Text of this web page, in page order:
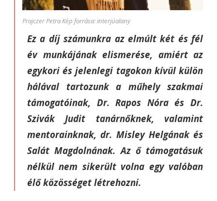
Prajczer Petra Kép forrása: interjúalany
Ez a díj számunkra az elmúlt két és fél
év munkájának elismerése, amiért az
egykori és jelenlegi tagokon kívül külön
hálával tartozunk a műhely szakmai
támogatóinak, Dr. Rapos Nóra és Dr.
Szivák Judit tanárnőknek, valamint
mentorainknak, dr. Misley Helgának és
Salát Magdolnának. Az ő támogatásuk
nélkül nem sikerült volna egy valóban
élő közösséget létrehozni.